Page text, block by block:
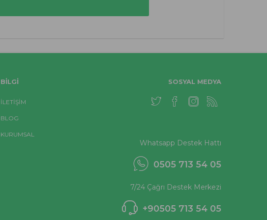
BILGI
İLETİŞİM
BLOG
KURUMSAL
SOSYAL MEDYA
Whatsapp Destek Hattı
0505 713 54 05
7/24 Çağrı Destek Merkezi
+90505 713 54 05